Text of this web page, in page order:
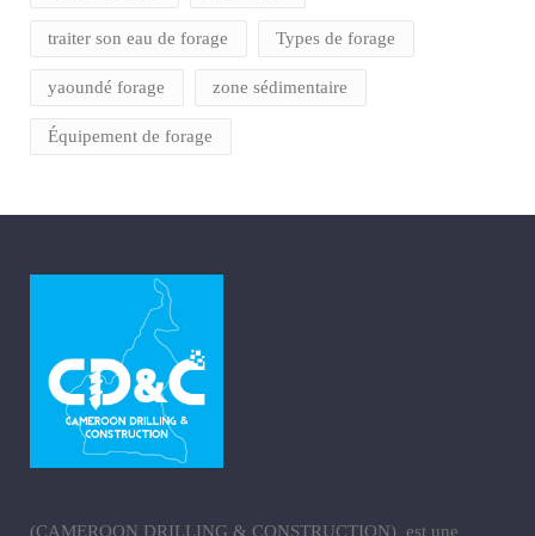
traiter son eau de forage Types de forage
yaoundé forage zone sédimentaire
Équipement de forage
(CAMEROON DRILLING & CONSTRUCTION) est une